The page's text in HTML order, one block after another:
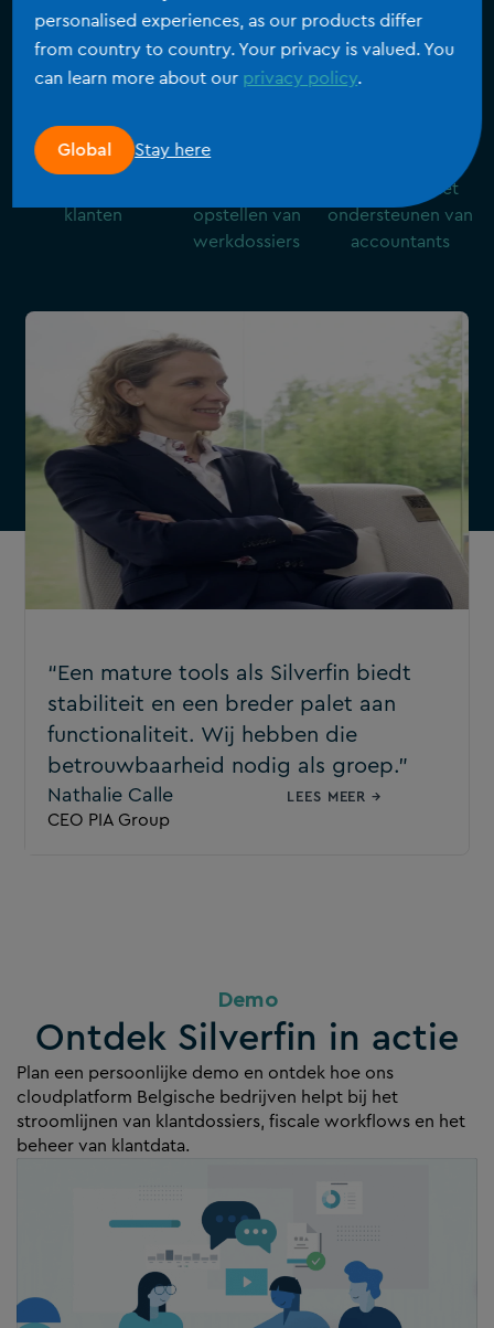
jaarafsluitingen en belastingwerk tot 50% sneller
klaar zijn. Eenvoudig in gebruik en transparant
geprijsd.
klanten
400,000+
opstellen van
werkdossiers
Tot
ervaring in het
ondersteunen van
accountants
“Een mature tools als Silverfin biedt
stabiliteit en een breder palet aan
functionaliteit. Wij hebben die
betrouwbaarheid nodig als groep.”
Nathalie Calle
CEO PIA Group
LEES MEER →
Demo
Ontdek Silverfin in actie
Plan een persoonlijke demo en ontdek hoe ons
cloudplatform Belgische bedrijven helpt bij het
stroomlijnen van klantdossiers, fiscale workflows en het
beheer van klantdata.
personalised experiences, as our products differ
from country to country. Your privacy is valued. You
can learn more about ourprivacy policy.
Global Stay here